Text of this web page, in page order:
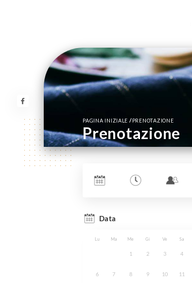
PAGINA INIZIALE / PRENOTAZIONE
Prenotazione